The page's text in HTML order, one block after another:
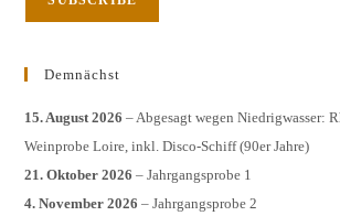
Demnächst
15. August 2026 – Abgesagt wegen Niedrigwasser:
Weinprobe Loire, inkl. Disco-Schiff (90er Jahre)
21. Oktober 2026 – Jahrgangsprobe 1
4. November 2026 – Jahrgangsprobe 2